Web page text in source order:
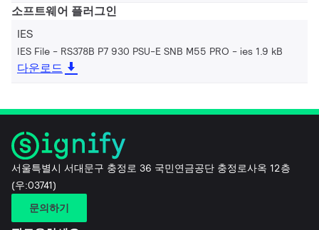
소프트웨어 플러그인
IES
IES File - RS378B P7 930 PSU-E SNB M55 PRO ies 1.9 kB
다운로드
서울특별시 서대문구 충정로 36 국민연금공단 충정로사옥 12층
(우:03741)
문의하기